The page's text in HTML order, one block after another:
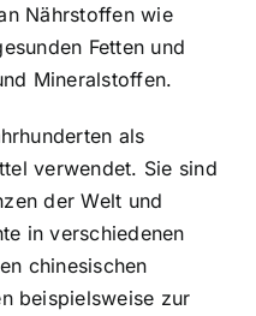
Nährstoffen wie
Fetten und
Mineralstoffen.
als
verwendet. Sie sind
der Welt und
in verschiedenen
chinesischen
beispielsweise zur